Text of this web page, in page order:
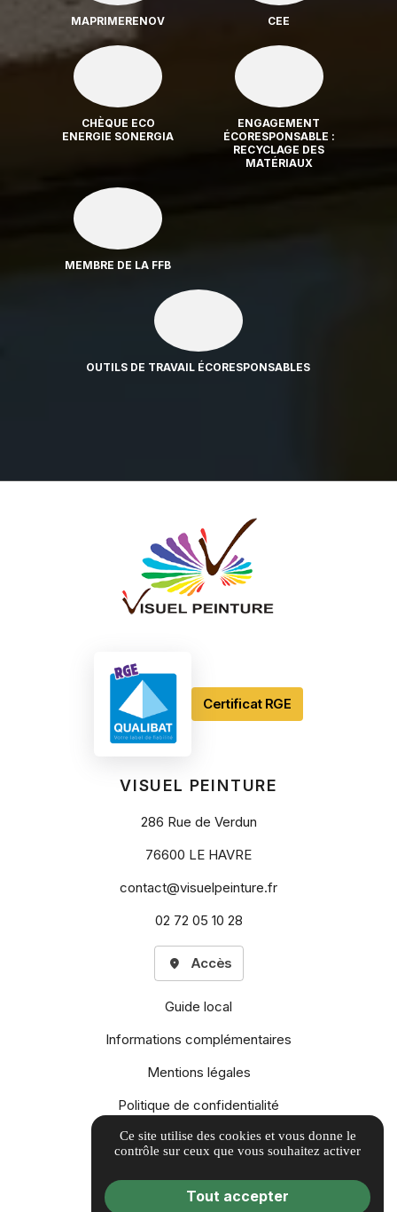
MAPRIMERENOV CEE
CHÈQUE ECO
ENERGIE SONERGIA
ENGAGEMENT
ÉCORESPONSABLE :
RECYCLAGE DES
MATÉRIAUX
MEMBRE DE LA FFB
OUTILS DE TRAVAIL ÉCORESPONSABLES
Certificat RGE
VISUEL PEINTURE
286 Rue de Verdun
76600 LE HAVRE
contact@visuelpeinture.fr
02 72 05 10 28
Accès
Guide local
Informations complémentaires
Mentions légales
Politique de confidentialité
Gestion des cookies
Ce site utilise des cookies et vous donne le
contrôle sur ceux que vous souhaitez activer
Tout accepter